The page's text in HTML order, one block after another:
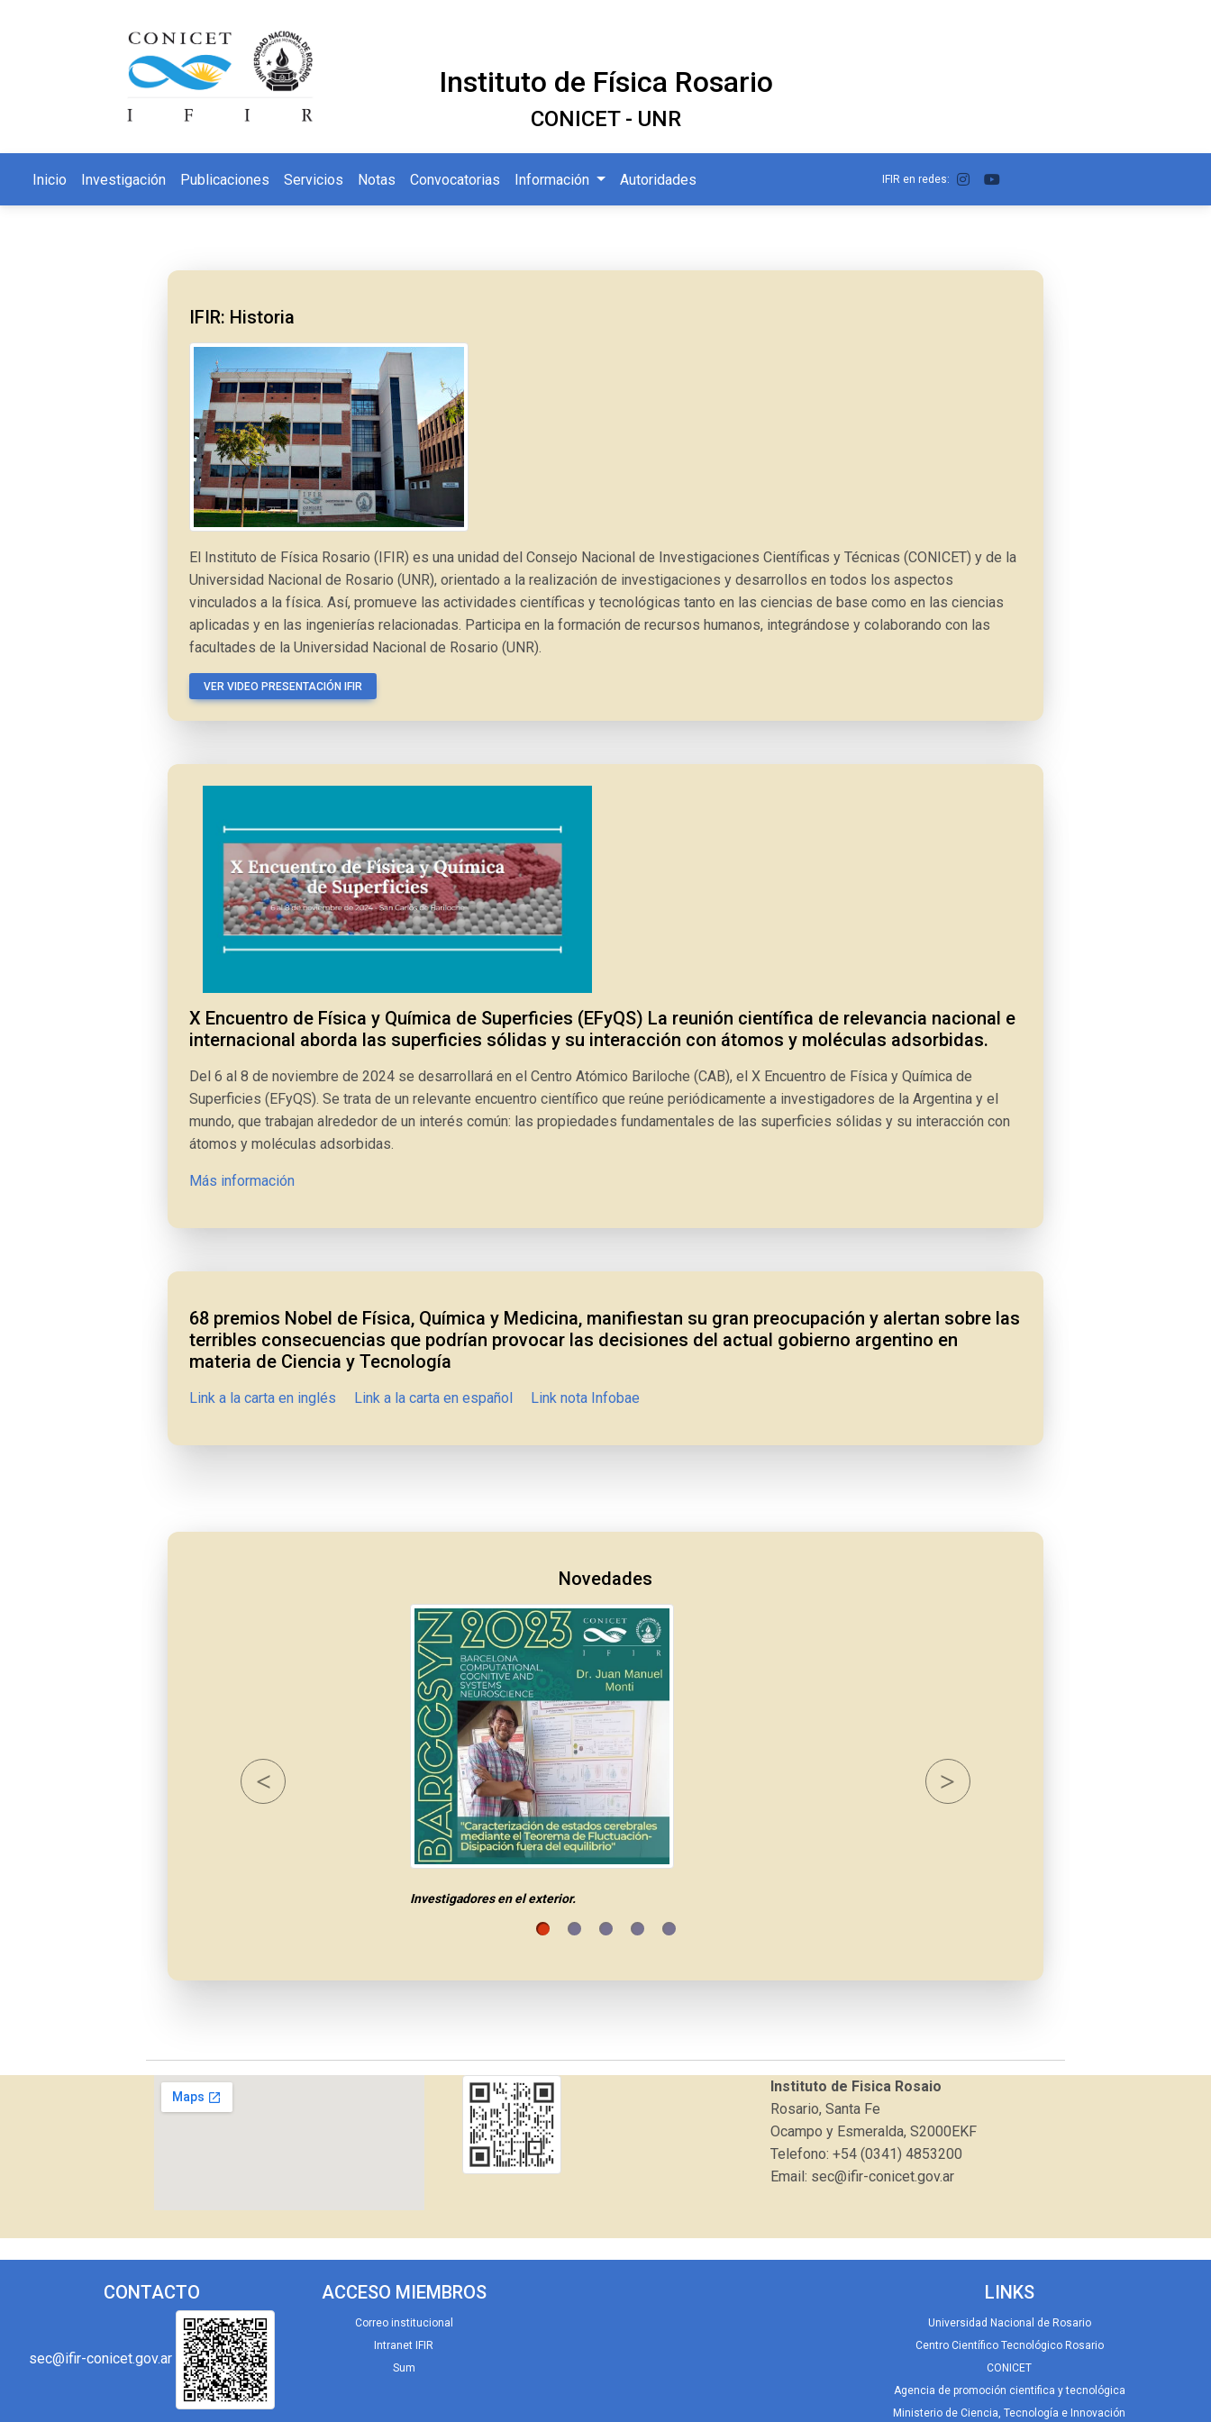
Instituto de Física Rosario
CONICET - UNR
Inicio Investigación Publicaciones Servicios Notas Convocatorias Información Autoridades IFIR en redes:
IFIR: Historia
El Instituto de Física Rosario (IFIR) es una unidad del Consejo Nacional de Investigaciones Científicas y Técnicas (CONICET) y de la
Universidad Nacional de Rosario (UNR), orientado a la realización de investigaciones y desarrollos en todos los aspectos
vinculados a la física. Así, promueve las actividades científicas y tecnológicas tanto en las ciencias de base como en las ciencias
aplicadas y en las ingenierías relacionadas. Participa en la formación de recursos humanos, integrándose y colaborando con las
facultades de la Universidad Nacional de Rosario (UNR).
VER VIDEO PRESENTACIÓN IFIR
X Encuentro de Física y Química de Superficies (EFyQS) La reunión científica de relevancia nacional e
internacional aborda las superficies sólidas y su interacción con átomos y moléculas adsorbidas.
Del 6 al 8 de noviembre de 2024 se desarrollará en el Centro Atómico Bariloche (CAB), el X Encuentro de Física y Química de
Superficies (EFyQS). Se trata de un relevante encuentro científico que reúne periódicamente a investigadores de la Argentina y el
mundo, que trabajan alrededor de un interés común: las propiedades fundamentales de las superficies sólidas y su interacción con
átomos y moléculas adsorbidas.
Más información
68 premios Nobel de Física, Química y Medicina, manifiestan su gran preocupación y alertan sobre las
terribles consecuencias que podrían provocar las decisiones del actual gobierno argentino en
materia de Ciencia y Tecnología
Link a la carta en inglés Link a la carta en español Link nota Infobae
Novedades
Investigadores en el exterior.
Instituto de Fisica Rosaio
Rosario, Santa Fe
Ocampo y Esmeralda, S2000EKF
Telefono: +54 (0341) 4853200
Email: sec@ifir-conicet.gov.ar
CONTACTO
sec@ifir-conicet.gov.ar
ACCESO MIEMBROS
Correo institucional
Intranet IFIR
Sum
LINKS
Universidad Nacional de Rosario
Centro Científico Tecnológico Rosario
CONICET
Agencia de promoción cientifica y tecnológica
Ministerio de Ciencia, Tecnología e Innovación